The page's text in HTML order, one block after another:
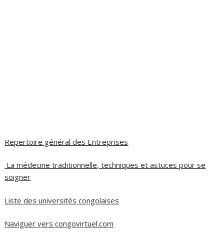
Repertoire général des Entreprises
La médecine traditionnelle, techniques et astuces pour se
soigner
Liste des universités congolaises
Naviguer vers congovirtuel.com